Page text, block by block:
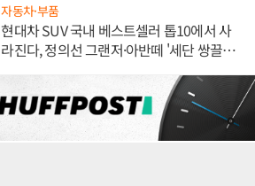
자동차·부품
현대차 SUV 국내 베스트셀러 톱10에서 사
라진다, 정의선 그랜저·아반떼 '세단 쌍끌